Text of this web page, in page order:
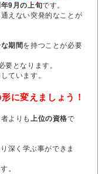
9月の上旬です。
えない突発的なことが
期間を持つことが必要
要となります。
ています。
に変えましょう！
よりも上位の資格で
深く学ぶ事ができま
。